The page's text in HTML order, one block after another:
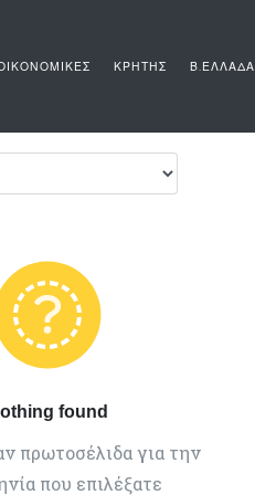
ΚΡΗΤΗΣ Β.ΕΛΛΑΔΑ
found
πρωτοσέλιδα για την
που επιλέξατε